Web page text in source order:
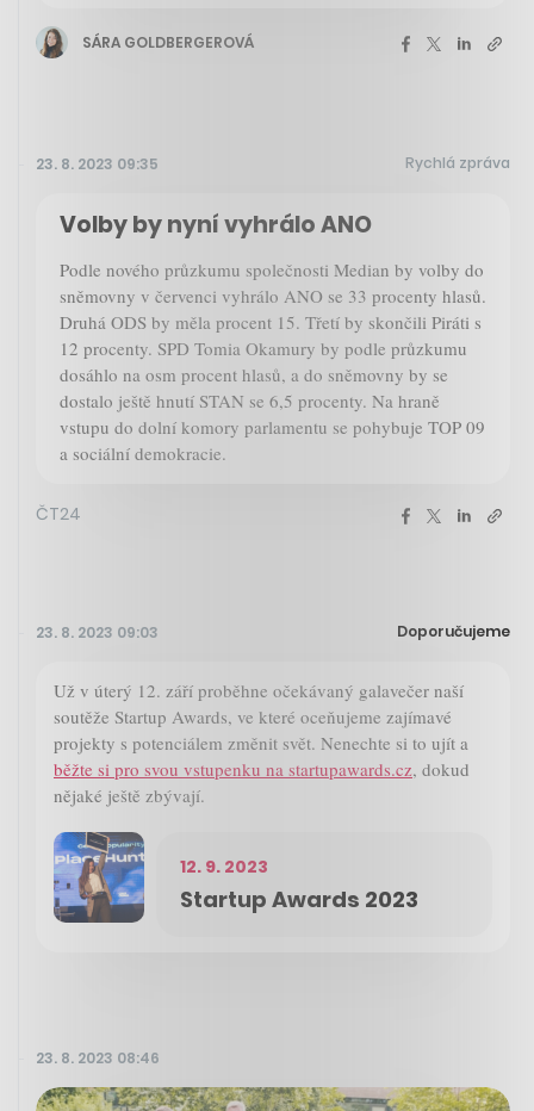
SÁRA GOLDBERGEROVÁ
23. 8. 2023 09:35 Rychlá zpráva
Volby by nyní vyhrálo ANO
Podle nového průzkumu společnosti Median by volby do
sněmovny v červenci vyhrálo ANO se 33 procenty hlasů.
Druhá ODS by měla procent 15. Třetí by skončili Piráti s
12 procenty. SPD Tomia Okamury by podle průzkumu
dosáhlo na osm procent hlasů, a do sněmovny by se
dostalo ještě hnutí STAN se 6,5 procenty. Na hraně
vstupu do dolní komory parlamentu se pohybuje TOP 09
a sociální demokracie.
ČT24
23. 8. 2023 09:03 Doporučujeme
Už v úterý 12. září proběhne očekávaný galavečer naší
soutěže Startup Awards, ve které oceňujeme zajímavé
projekty s potenciálem změnit svět. Nenechte si to ujít a
běžte si pro svou vstupenku na startupawards.cz, dokud
nějaké ještě zbývají.
12. 9. 2023
Startup Awards 2023
23. 8. 2023 08:46